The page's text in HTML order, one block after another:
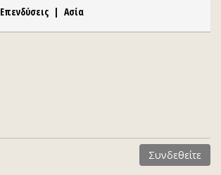
Επενδύσεις | Ασία
Συνδεθείτε